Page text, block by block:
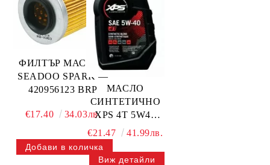
ФИЛТЪР МАСЛЕН
SEADOO SPARK —
420956123 BRP
€17.40 34.03лв.
МАСЛО
СИНТЕТИЧНО
XPS 4T 5W40
0,946L — 779290
€21.47 41.99лв.
Виж детайли